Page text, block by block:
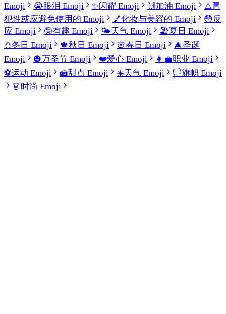
Emoji
😭眼泪 Emoji ✨闪耀 Emoji 🙌加油 Emoji ⚠️冒
犯性或应避免使用的 Emoji
💅化妆与美容的 Emoji 😳反
应 Emoji
🤪有趣 Emoji 🌤️天气 Emoji 🏖️夏日 Emoji
⛄冬日 Emoji 🍁秋日 Emoji 🌸春日 Emoji 🎄圣诞
Emoji
🎃万圣节 Emoji ❤️爱心 Emoji 👩‍💼职业 Emoji
⚽运动 Emoji 🍰甜点 Emoji ☀️天气 Emoji 🏳️旗帜 Emoji
👗时尚 Emoji